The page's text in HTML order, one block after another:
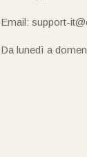
Email: support-
Da lunedì a